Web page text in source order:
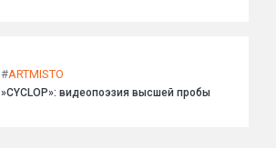
#ARTMISTO
»CYCLOP»: видеопоэзия высшей пробы